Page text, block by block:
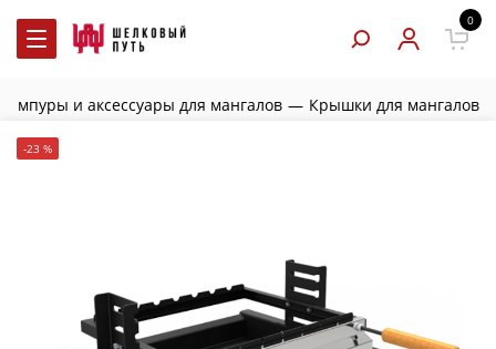
0
и аксессуары для мангалов — Крышки для мангалов
-23 %